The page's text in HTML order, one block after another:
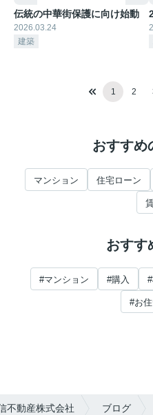
伝統の中華街保護に向け始動
2026.03.24
建築
1 2
おすすめ
マンション 住宅ローン
おすす
#マンション #購入
#お
不動産株式会社 ブログ